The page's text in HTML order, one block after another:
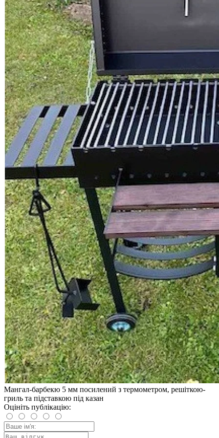
Мангал-барбекю 5 мм посилений з термометром, решіткою-
гриль та підставкою під казан
Оцініть публікацію: